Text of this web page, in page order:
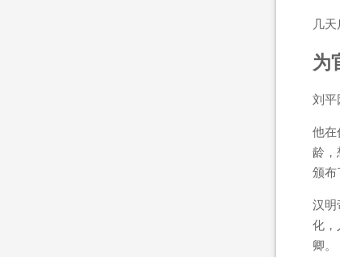
几
为
刘平
他在
龄，
颁布
汉明
化，
卿。